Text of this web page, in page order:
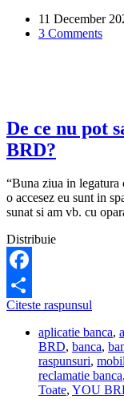
11 December
3 Comments
De ce nu pot
BRD?
“Buna ziua in legatura
o accesez eu sunt in
sunat si am vb. cu
Distribuie
Facebook
Share
Citeste raspunsul
nu
pot
sa
aplicatie banca,
BRD, banca,
raspunsuri,
reclamatie banca,
Toate, YOU